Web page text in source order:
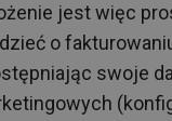
jest więc
o
swoje